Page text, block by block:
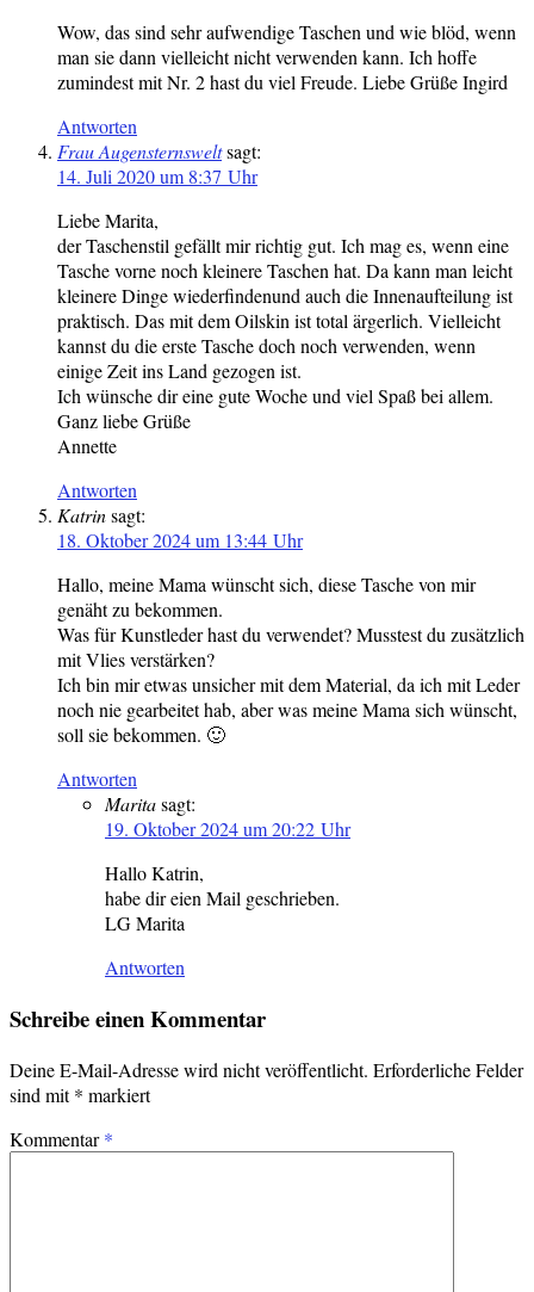
Wow, das sind sehr aufwendige Taschen und wie blöd, wenn
man sie dann vielleicht nicht verwenden kann. Ich hoffe
zumindest mit Nr. 2 hast du viel Freude. Liebe Grüße Ingird
Antworten
Frau Augensternsweltsagt:
14. Juli 2020 um 8:37 Uhr
Liebe Marita,
der Taschenstil gefällt mir richtig gut. Ich mag es, wenn eine
Tasche vorne noch kleinere Taschen hat. Da kann man leicht
kleinere Dinge wiederfindenund auch die Innenaufteilung ist
praktisch. Das mit dem Oilskin ist total ärgerlich. Vielleicht
kannst du die erste Tasche doch noch verwenden, wenn
einige Zeit ins Land gezogen ist.
Ich wünsche dir eine gute Woche und viel Spaß bei allem.
Ganz liebe Grüße
Annette
Antworten
Katrinsagt:
18. Oktober 2024 um 13:44 Uhr
Hallo, meine Mama wünscht sich, diese Tasche von mir
genäht zu bekommen.
Was für Kunstleder hast du verwendet? Musstest du zusätzlich
mit Vlies verstärken?
Ich bin mir etwas unsicher mit dem Material, da ich mit Leder
noch nie gearbeitet hab, aber was meine Mama sich wünscht,
soll sie bekommen. 🙂
Antworten
Maritasagt:
19. Oktober 2024 um 20:22 Uhr
Hallo Katrin,
habe dir eien Mail geschrieben.
LG Marita
Antworten
Schreibe einen Kommentar
Deine E-Mail-Adresse wird nicht veröffentlicht. Erforderliche Felder
sind mit* markiert
Kommentar*